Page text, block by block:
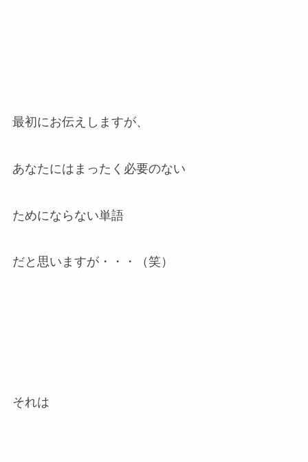
最初にお伝えしますが、
あなたにはまったく必要のない
ためにならない単語
だと思いますが・・・（笑）
それは